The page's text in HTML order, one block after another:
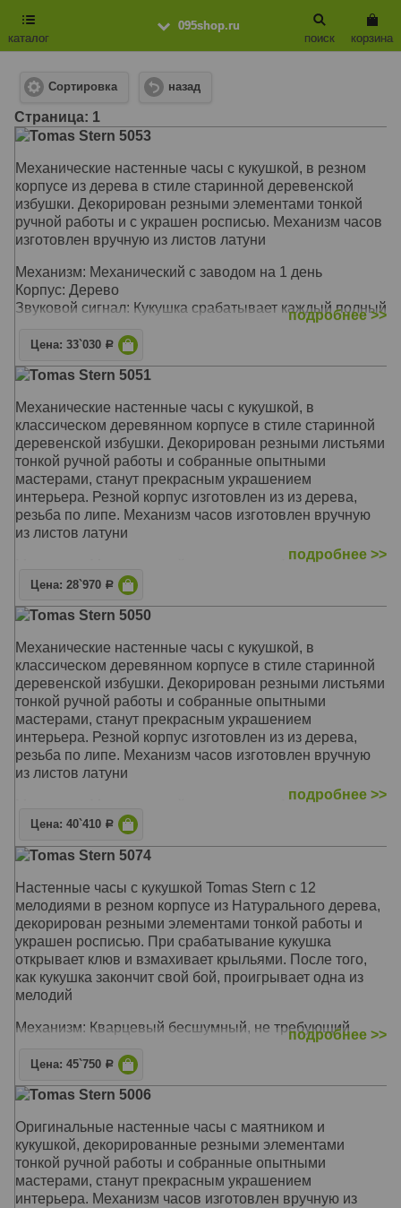
095shop.ru
каталог
корзина
поиск
Сортировка назад
Cтраница: 1
Tomas Stern 5053
Механические настенные часы c кукушкой, в резном
корпусе из дерева в стиле старинной деревенской
избушки. Декорирован резными элементами тонкой
ручной работы и с украшен росписью. Механизм часов
изготовлен вручную из листов латуни
Механизм: Механический с заводом на 1 день
Корпус: Дерево
Звуковой сигнал: Кукушка срабатывает каждый полный
Размер: 30 x 25 x 16 см
подробнее >>
Цена: 33`030 Р
Tomas Stern 5051
Механические настенные часы c кукушкой, в
классическом деревянном корпусе в стиле старинной
деревенской избушки. Декорирован резными листьями
тонкой ручной работы и собранные опытными
мастерами, станут прекрасным украшением
интерьера. Резной корпус изготовлен из из дерева,
резьба по липе. Механизм часов изготовлен вручную
из листов латуни
Механизм: Механический с заводом на 1 день
Корпус: Дерево
час
подробнее >>
Цена: 28`970 Р
Tomas Stern 5050
Механические настенные часы c кукушкой, в
классическом деревянном корпусе в стиле старинной
деревенской избушки. Декорирован резными листьями
тонкой ручной работы и собранные опытными
мастерами, станут прекрасным украшением
интерьера. Резной корпус изготовлен из из дерева,
резьба по липе. Механизм часов изготовлен вручную
из листов латуни
Механизм: Механический с заводом на 1 день
Корпус: Дерево
час
подробнее >>
Цена: 40`410 Р
Tomas Stern 5074
Настенные часы с кукушкой Tomas Stern с 12
мелодиями в резном корпусе из Натурального дерева,
декорирован резными элементами тонкой работы и
украшен росписью. При срабатывание кукушка
открывает клюв и взмахивает крыльями. После того,
как кукушка закончит свой бой, проигрывает одна из
мелодий
Механизм: Кварцевый бесшумный, не требующий
Корпус: Натуральное дерево
Размер: 25 x 23 x 15 см
подробнее >>
Цена: 45`750 Р
Tomas Stern 5006
Оригинальные настенные часы с маятником и
кукушкой, декорированные резными элементами
тонкой ручной работы и собранные опытными
мастерами, станут прекрасным украшением
интерьера. Механизм часов изготовлен вручную из